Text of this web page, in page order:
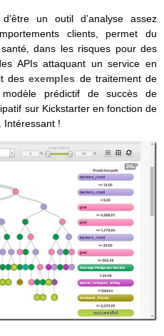
un outil d’analyse assez
clients, permet du
dans les risques pour des
APIs attaquant un service en
desexemples de traitement de
prédictif de succès de
sur Kickstarter en fonction de
Intéressant !